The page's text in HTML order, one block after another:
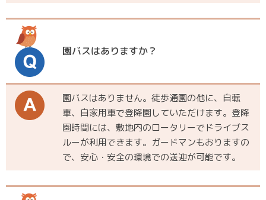
園バスはありますか？
園バスはありません。徒歩通園の他に、自転
車、自家用車で登降園していただけます。登降
園時間には、敷地内のロータリーでドライブス
ルーが利用できます。ガードマンもおりますの
で、安心・安全の環境での送迎が可能です。